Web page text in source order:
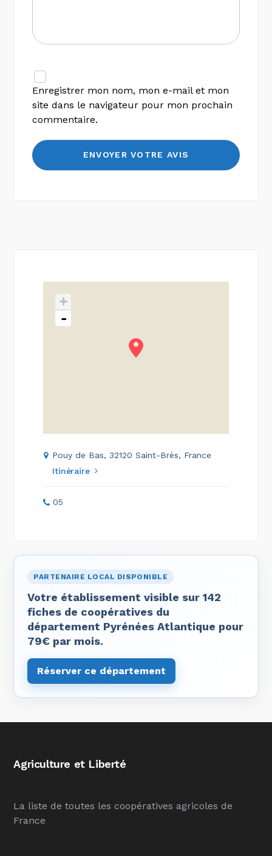
Enregistrer mon nom, mon e-mail et mon
site dans le navigateur pour mon prochain
commentaire.
+
-
Pouy de Bas, 32120 Saint-Brès, France
Itinéraire
05
PARTENAIRE LOCAL DISPONIBLE
Votre établissement visible sur 142
fiches de coopératives du
département Pyrénées Atlantique pour
79€ par mois.
Réserver ce département
Agriculture et Liberté
La liste de toutes les coopératives agricoles de
France